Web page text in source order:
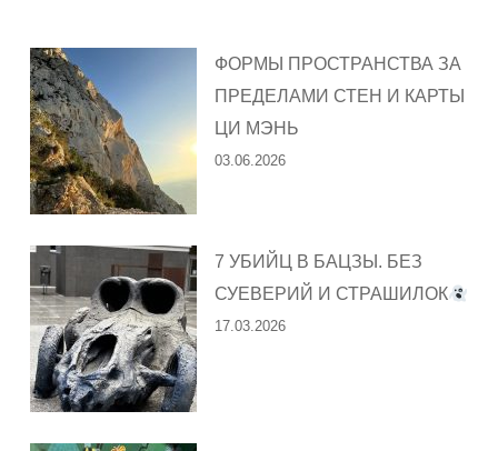
ФОРМЫ ПРОСТРАНСТВА ЗА
ПРЕДЕЛАМИ СТЕН И КАРТЫ
ЦИ МЭНЬ
03.06.2026
7 УБИЙЦ В БАЦЗЫ. БЕЗ
СУЕВЕРИЙ И СТРАШИЛОК
17.03.2026